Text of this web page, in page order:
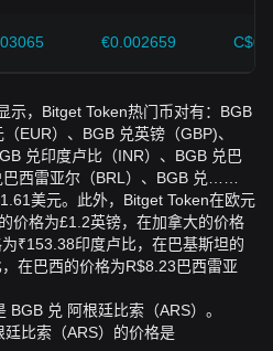
€0.002659
示，Bitget Token热门币对有：BGB
EUR）、BGB 兑英镑（GBP)、
兑印度卢比（INR）、BGB 兑巴
西雷亚尔（BRL）、BGB 兑……
美元。此外，Bitget Token在欧元
价格为£1.2英镑，在加拿大的价格
₹153.38印度卢比，在巴基斯坦的
在巴西的价格为R$8.23巴西雷亚
兑 阿根廷比索（ARS）。
比索（ARS）的价格是